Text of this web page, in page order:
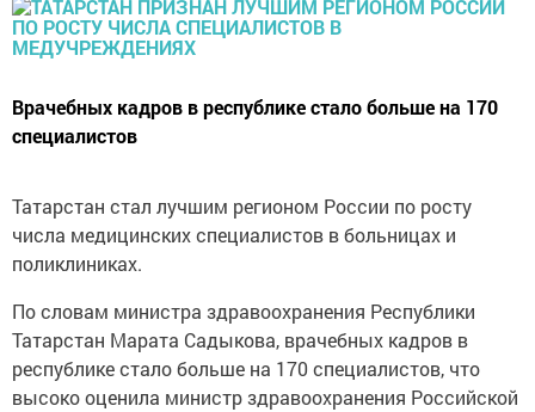
Врачебных кадров в республике стало больше на 170
специалистов
Татарстан стал лучшим регионом России по росту
числа медицинских специалистов в больницах и
поликлиниках.
По словам министра здравоохранения Республики
Татарстан Марата Садыкова, врачебных кадров в
республике стало больше на 170 специалистов, что
высоко оценила министр здравоохранения Российской